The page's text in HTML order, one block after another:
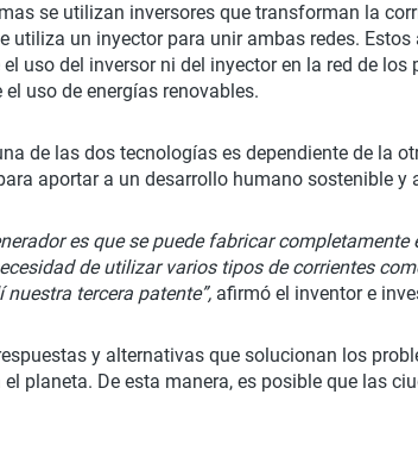
se utilizan inversores que transforman la
utiliza un inyector para unir ambas redes.
uso del inversor ni del inyector en la red de
uso de energías renovables.
de las dos tecnologías es dependiente de la
aportar a un desarrollo humano sostenible
es que se puede fabricar
de utilizar varios tipos de corrientes
tercera patente”, afirmó el inventor e
y alternativas que solucionan los
planeta. De esta manera, es posible que las